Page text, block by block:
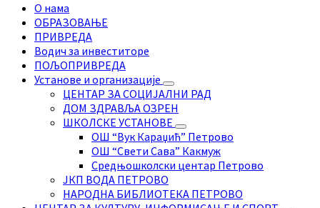
О нама
ОБРАЗОВАЊЕ
ПРИВРЕДА
Водич за инвеститоре
ПОЉОПРИВРЕДА
Установе и организације
ЦЕНТАР ЗА СОЦИЈАЛНИ РАД
ДОМ ЗДРАВЉА ОЗРЕН
ШКОЛСКЕ УСТАНОВЕ
ОШ “Вук Караџић” Петрово
ОШ “Свети Сава” Какмуж
Средњошколски центар Петрово
ЈКП ВОДА ПЕТРОВО
НАРОДНА БИБЛИОТЕКА ПЕТРОВО